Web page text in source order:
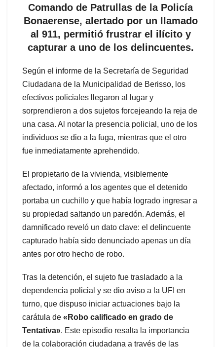
Comando de Patrullas de la Policía
Bonaerense, alertado por un llamado
al 911, permitió frustrar el ilícito y
capturar a uno de los delincuentes.
Según el informe de la Secretaría de Seguridad
Ciudadana de la Municipalidad de Berisso, los
efectivos policiales llegaron al lugar y
sorprendieron a dos sujetos forcejeando la reja de
una casa. Al notar la presencia policial, uno de los
individuos se dio a la fuga, mientras que el otro
fue inmediatamente aprehendido.
El propietario de la vivienda, visiblemente
afectado, informó a los agentes que el detenido
portaba un cuchillo y que había logrado ingresar a
su propiedad saltando un paredón. Además, el
damnificado reveló un dato clave: el delincuente
capturado había sido denunciado apenas un día
antes por otro hecho de robo.
Tras la detención, el sujeto fue trasladado a la
dependencia policial y se dio aviso a la UFI en
turno, que dispuso iniciar actuaciones bajo la
carátula de «Robo calificado en grado de
Tentativa». Este episodio resalta la importancia
de la colaboración ciudadana a través de las